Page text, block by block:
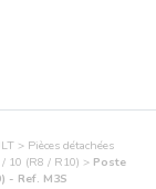
> Pièces détachées
10 (R8 / R10) > Poste
- Ref. M3S